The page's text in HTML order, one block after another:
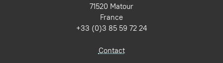
71520 Matour
France
+33 (0)3 85 59 72 24
Contact